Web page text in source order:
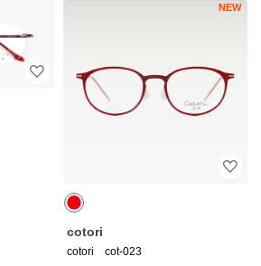
NEW
cotori
cotori cot-023